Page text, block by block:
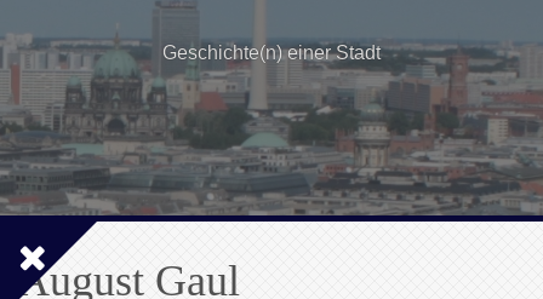
Geschichte(n) einer Stadt
August Gaul